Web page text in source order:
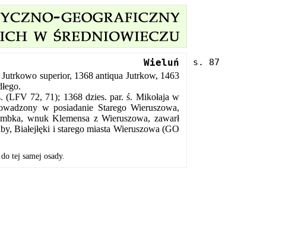
Wieluń
superior, 1368 antiqua Jutrkow, 1463
(LFV 72, 71); 1368 dzies. par. ś. Mikołaja w
w posiadanie Starego Wieruszowa,
wnuk Klemensa z Wieruszowa, zawarł
Białejłęki i starego miasta Wieruszowa (GO
tej samej osady.